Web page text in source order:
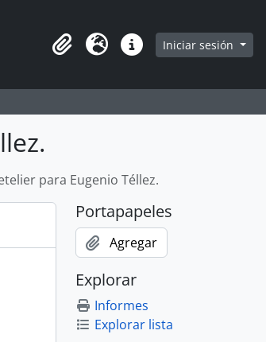
Portapapeles
Idioma Enlaces rápidos
Iniciar sesión
para Eugenio Téllez.
Portapapeles
Agregar
Explorar
Informes
Explorar lista